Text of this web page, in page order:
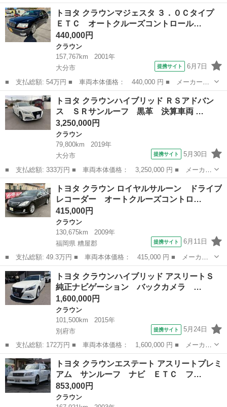
ー名： トヨタ ■ 車種名： クラウンハイブリッド ■ グレード
名： ロイヤル １０型ナビ Ｂｌｕｅｔｏｏｔｈ バックカメラ
ドライブレ...
大分 大分市 クラウン
トヨタ クラウンマジェスタ ３．０Ｃタイプ
ＥＴＣ オートクルーズコントロール…
440,000円
クラウン
157,767km
2001年
大分市
提携サイト 6月7日
■ 支払総額: 54万円 ■ 車両本体価格： 440,000 円 ■ メーカー
名： トヨタ ■ 車種名： クラウンマジェスタ ■ グレード名：
３．０Ｃタイプ ＥＴＣ オートクルーズコントロール ナビ アル
ミホイール ＨＩ...
大分 大分市 クラウン
トヨタ クラウンハイブリッド ＲＳアドバン
ス ＳＲサンルーフ 黒革 決算車両 …
3,250,000円
クラウン
79,800km
2019年
大分市
提携サイト 5月30日
■ 支払総額: 333万円 ■ 車両本体価格： 3,250,000 円 ■ メーカー
名： トヨタ ■ 車種名： クラウンハイブリッド ■ グレード
名： ＲＳアドバンス ＳＲサンルーフ 黒革 決算車両 ■ 排気
量： 2500...
大分 大分市 クラウン
トヨタ クラウン ロイヤルサルーン ドライブ
レコーダー オートクルーズコントロ…
415,000円
クラウン
130,675km
2009年
福岡県 糟屋郡
提携サイト 6月11日
■ 支払総額: 49.3万円 ■ 車両本体価格： 415,000 円 ■ メーカー
名： トヨタ ■ 車種名： クラウン ■ グレード名： ロイヤルサ
ルーン ドライブレコーダー オートクルーズコントロール ナビ
ＴＶ アルミ...
福岡 糟屋郡 クラウン
トヨタ クラウンハイブリッド アスリートＳ
純正ナビゲーション バックカメラ …
1,600,000円
クラウン
101,500km
2015年
別府市
提携サイト 5月24日
■ 支払総額: 172万円 ■ 車両本体価格： 1,600,000 円 ■ メーカー
名： トヨタ ■ 車種名： クラウンハイブリッド ■ グレード
名： アスリートＳ 純正ナビゲーション バックカメラ 前後ドラ
イブレコーダー...
大分 別府市 クラウン
トヨタ クラウンエステート アスリートプレミ
アム サンルーフ ナビ ＥＴＣ フ…
853,000円
クラウン